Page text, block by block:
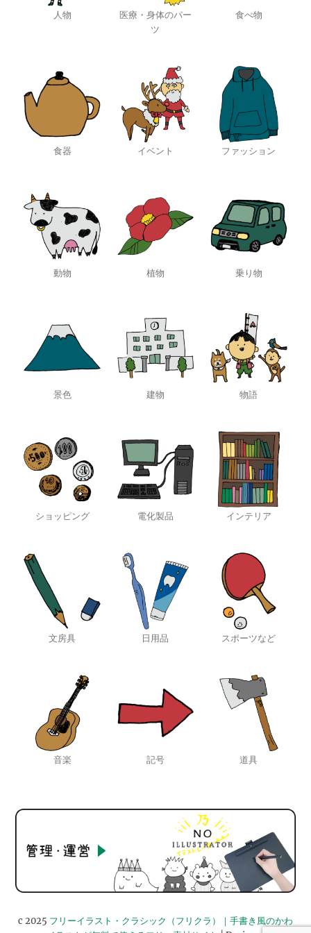
人物
医療・身体のパー
ツ
食べ物
食器 イベント ファッション
動物 植物 乗り物
景色 建物 物語
ショッピング 電化製品 インテリア
文房具 日用品 スポーツなど
音楽 記号 道具
c 2025 フリーイラスト・クラシック（フリクラ）｜手書き風のかわ